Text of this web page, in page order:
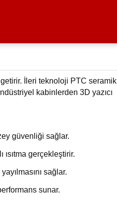
İleri teknoloji PTC seramik
kabinlerden 3D yazıcı
güvenliği sağlar.
gerçekleştirir.
sağlar.
sunar.